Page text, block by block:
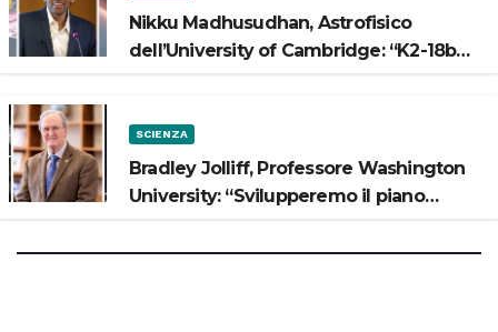
Nikku Madhusudhan, Astrofisico
dell’University of Cambridge: “K2-18b
SCIENZA
Bradley Jolliff, Professore Washington
University: “Svilupperemo il piano